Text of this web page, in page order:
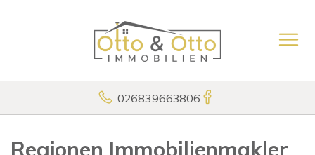
026839663806
Regionen Immobilienmakler